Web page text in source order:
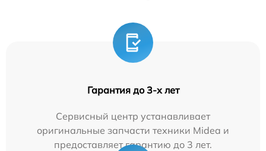
Гарантия до 3-х лет
Сервисный центр устанавливает
оригинальные запчасти техники Midea и
предоставляет гарантию до 3 лет.